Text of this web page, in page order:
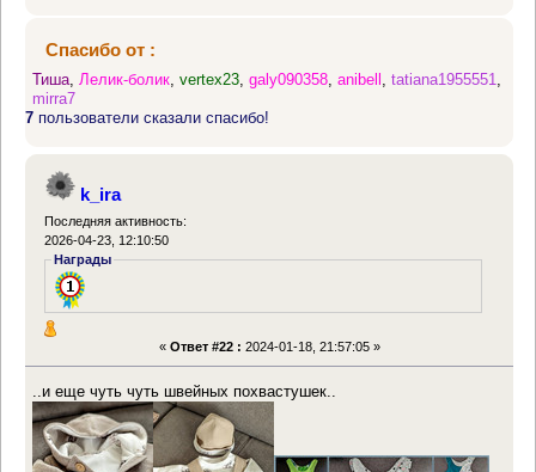
Спасибо от :
Тиша Лелик-болик ,vertex23 ,galy090358 ,anibell ,tatiana1955551
mirra7
7 пользователи сказали спасибо!
k_ira
Последняя активность:
2026-04-23, 12:10:50
Награды
« Ответ #22 : 2024-01-18, 21:57:05 »
..и еще чуть чуть швейных похвастушек..